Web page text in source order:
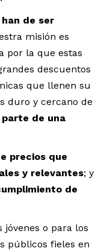
de ser
misión es
por la que estas
descuentos
que llenen su
duro y cercano de
de una
precios que
y relevantes; y
de
o para los
públicos fieles en